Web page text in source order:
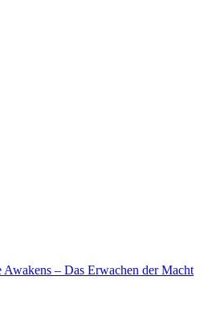
– Das Erwachen der Macht